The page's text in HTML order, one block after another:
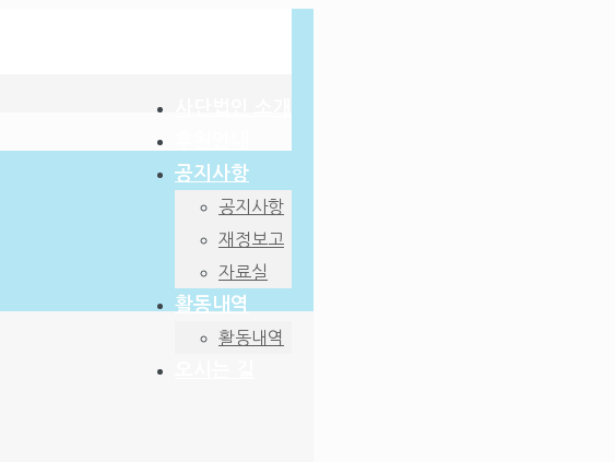
공지사항
공지사항
재정보고
자료실
활동내역
활동내역